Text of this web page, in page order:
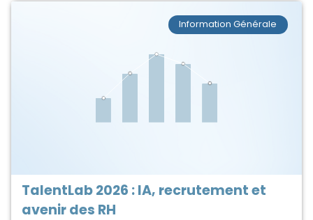
Information Générale
TalentLab 2026 : IA, recrutement et
avenir des RH